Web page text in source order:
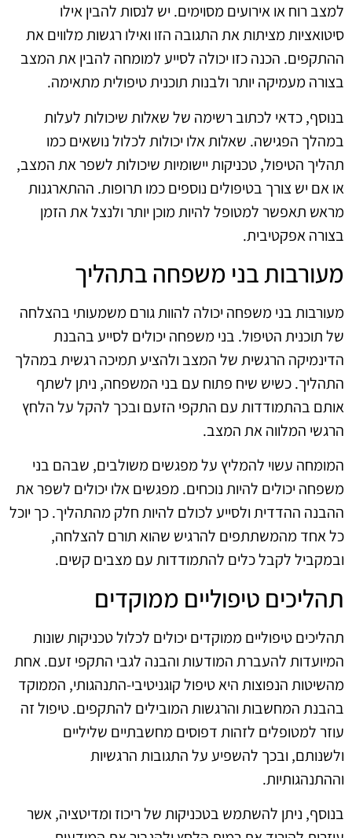
למצב רוח או אירועים מסוימים. יש לנסות להבין אילו
סיטואציות מציתות את התגובה הזו ואילו רגשות מלווים את
ההתקפים. הכנה כזו יכולה לסייע למומחה להבין את המצב
בצורה מעמיקה יותר ולבנות תוכנית טיפולית מתאימה.
בנוסף, כדאי לכתוב רשימה של שאלות שיכולות לעלות
במהלך הפגישה. שאלות אלו יכולות לכלול נושאים כמו
תהליך הטיפול, טכניקות יישומיות שיכולות לשפר את המצב,
או אם יש צורך בטיפולים נוספים כמו תרופות. ההתארגנות
מראש תאפשר למטופל להיות מוכן יותר ולנצל את הזמן
בצורה אפקטיבית.
מעורבות בני משפחה בתהליך
מעורבות בני משפחה יכולה להוות גורם משמעותי בהצלחה
של תוכנית הטיפול. בני משפחה יכולים לסייע בהבנת
הדינמיקה הרגשית של המצב ולהציע תמיכה רגשית במהלך
התהליך. כשיש שיח פתוח עם בני המשפחה, ניתן לשתף
אותם בהתמודדות עם התקפי הזעם ובכך להקל על הלחץ
הרגשי המלווה את המצב.
המומחה עשוי להמליץ על מפגשים משולבים, שבהם בני
משפחה יכולים להיות נוכחים. מפגשים אלו יכולים לשפר את
ההבנה ההדדית ולסייע לכולם להיות חלק מהתהליך. כך יוכל
כל אחד מהמשתתפים להרגיש שהוא תורם להצלחה,
ובמקביל לקבל כלים להתמודדות עם מצבים קשים.
תהליכים טיפוליים ממוקדים
תהליכים טיפוליים ממוקדים יכולים לכלול טכניקות שונות
המיועדות להעברת המודעות והבנה לגבי התקפי זעם. אחת
מהשיטות הנפוצות היא טיפול קוגניטיבי-התנהגותי, הממוקד
בהבנת המחשבות והרגשות המובילים להתקפים. טיפול זה
עוזר למטופלים לזהות דפוסים מחשבתיים שליליים
ולשנותם, ובכך להשפיע על התגובות הרגשיות
וההתנהגותיות.
בנוסף, ניתן להשתמש בטכניקות של ריכוז ומדיטציה, אשר